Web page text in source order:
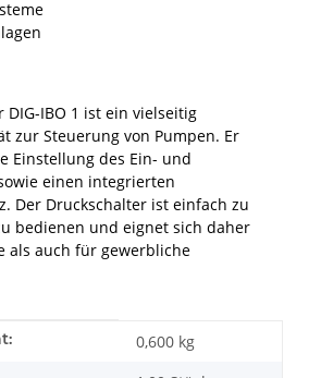
DIG-IBO 1 ist ein vielseitig
zur Steuerung von Pumpen. Er
Einstellung des Ein- und
einen integrierten
Der Druckschalter ist einfach zu
bedienen und eignet sich daher
als auch für gewerbliche
0,600 kg